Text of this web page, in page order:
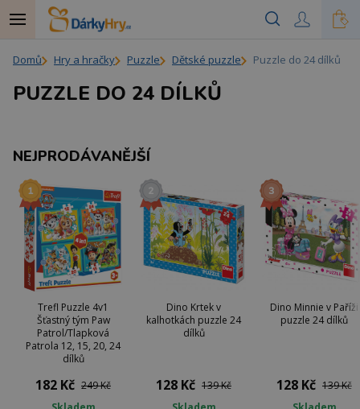
Domů Hry a hračky Puzzle Dětské puzzle Puzzle do 24 dílků
PUZZLE DO 24 DÍLKŮ
NEJPRODÁVANĚJŠÍ
Trefl Puzzle 4v1
Šťastný tým Paw
Patrol/Tlapková
Patrola 12, 15, 20, 24
dílků
182 Kč 249 Kč
Dino Krtek v
kalhotkách puzzle 24
dílků
128 Kč 139 Kč
Dino Minnie v Paříži
puzzle 24 dílků
128 Kč 139 Kč